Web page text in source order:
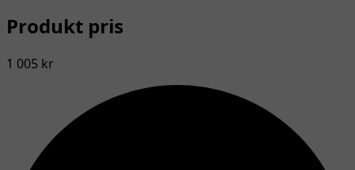
Produkt pris
1 005 kr